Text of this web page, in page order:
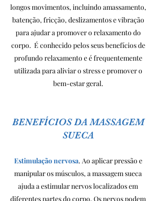
longos movimentos, incluindo amassamento,
batenção, fricção, deslizamentos e vibração
para ajudar a promover o relaxamento do
corpo. É conhecido pelos seus benefícios de
profundo relaxamento e é frequentemente
utilizada para aliviar o stress e promover o
bem-estar geral.
BENEFÍCIOS DA MASSAGEM
SUECA
Estimulação nervosa. Ao aplicar pressão e
manipular os músculos, a massagem sueca
ajuda a estimular nervos localizados em
diferentes partes do corpo. Os nervos podem